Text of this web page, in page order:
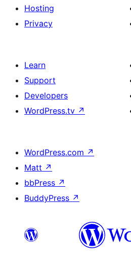
Hosting
Privacy
Learn
Support
Developers
WordPress.tv ↗
WordPress.com ↗
Matt ↗
bbPress ↗
BuddyPress ↗